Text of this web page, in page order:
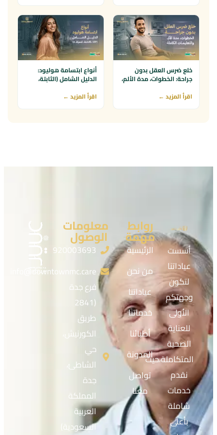
خلع ضرس العقل بدون
جراحة: الخطوات، مدة الألم،
اقرأ المزيد ←
أنواع ابتسامة هوليود:
الدليل الشامل (الثابتة،
اقرأ المزيد ←
أسست
عياداتنا
لتكون
وجهتكم
الأولى
للعناية
الصحية
المتكاملة،حيث
نقدم
خدمات
شاملة
بأعلى
روابط
مهمة
الرئيسية
من نحن
عياداتنا
خدماتنا
أطبائنا
المدونة
تواصل
معنا
معلومات
الوصول
920003693
info@downtownmc.care
فرع جدة
(2841
طريق
الكورنيش،
حي
الشاطئ،
جدة
المملكة
العربية
السعودية)